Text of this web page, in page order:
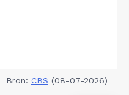
Bron: CBS (08-07-2026)